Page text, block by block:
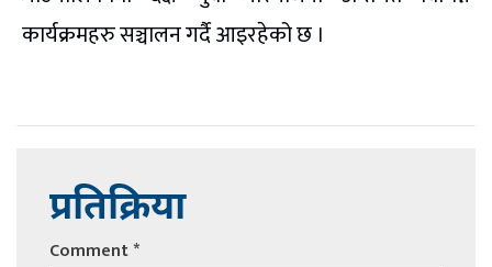
कार्यक्रमहरु सञ्चालन गर्दै आइरहेको छ ।
प्रतिक्रिया
Comment*